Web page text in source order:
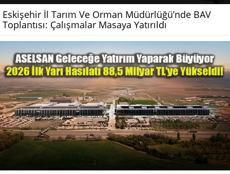
Eskişehir İl Tarım Ve Orman Müdürlüğü’nde BAV
Toplantısı: Çalışmalar Masaya Yatırıldı